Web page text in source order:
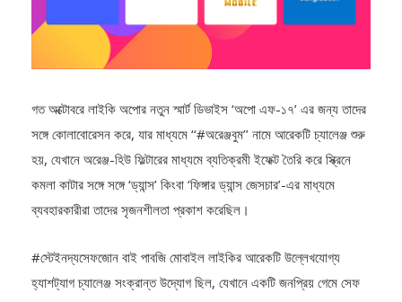
গত অক্টোবরে লাইকি অপোর নতুন স্মার্ট ডিভাইস ‘অপো এফ-১৭’ এর জন্য তাদের
সঙ্গে কোলাবোরেসন করে, যার মাধ্যমে ‘‘#অরেঞ্জবুম’’ নামে আরেকটি চ্যালেঞ্জ শুরু
হয়, যেখানে অরেঞ্জ-হিউ ফিল্টারের মাধ্যমে ব্যতিক্রমী ইফেক্ট তৈরি করে স্ক্রিনে
কমলা কাটার সঙ্গে সঙ্গে ‘ড্যান্স’ কিংবা ‘ফিঙ্গার ড্যান্স জেসচার’-এর মাধ্যমে
#স্টেইনদ্যসেফজোন বাই পাবজি মোবাইল লাইকির আরেকটি উল্লেখযোগ্য